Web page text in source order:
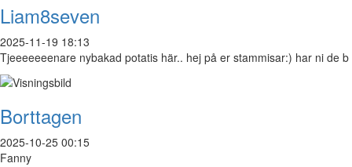
Liam8seven
2025-11-19 18:13
Tjeeeeeeenare nybakad potatis här.. hej på er stammisar:) har ni de b
Borttagen
2025-10-25 00:15
Fanny